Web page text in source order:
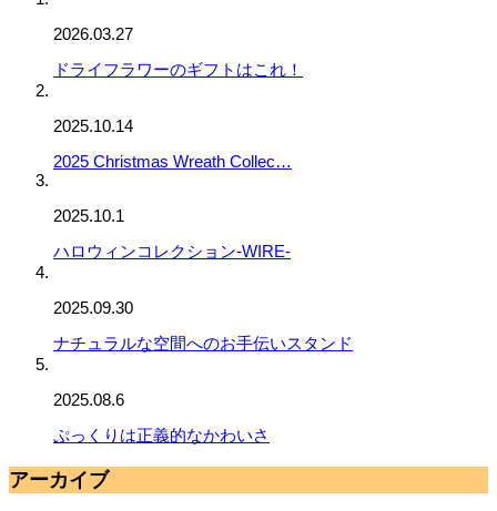
2026.03.27
ドライフラワーのギフトはこれ！
2025.10.14
2025 Christmas Wreath Collec…
2025.10.1
ハロウィンコレクション-WIRE-
2025.09.30
ナチュラルな空間へのお手伝いスタンド
2025.08.6
ぷっくりは正義的なかわいさ
アーカイブ